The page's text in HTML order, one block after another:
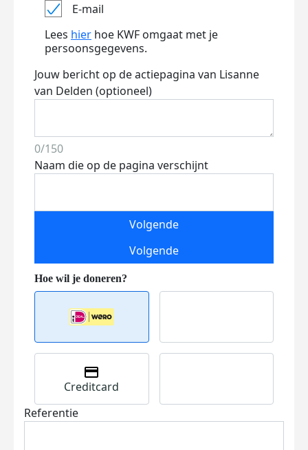
E-mail
Lees hier hoe KWF omgaat met je
persoonsgegevens.
Jouw bericht op de actiepagina van Lisanne
van Delden (optioneel)
0/150
Naam die op de pagina verschijnt
Volgende
Volgende
Creditcard
Referentie